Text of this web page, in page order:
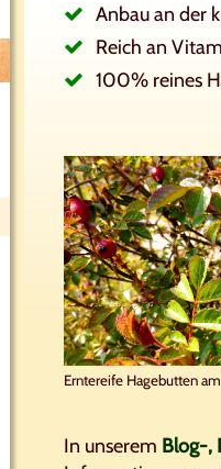
Anbau an der
Reich an
100% reines
Erntereife Hagebutten
In unserem Blog-,